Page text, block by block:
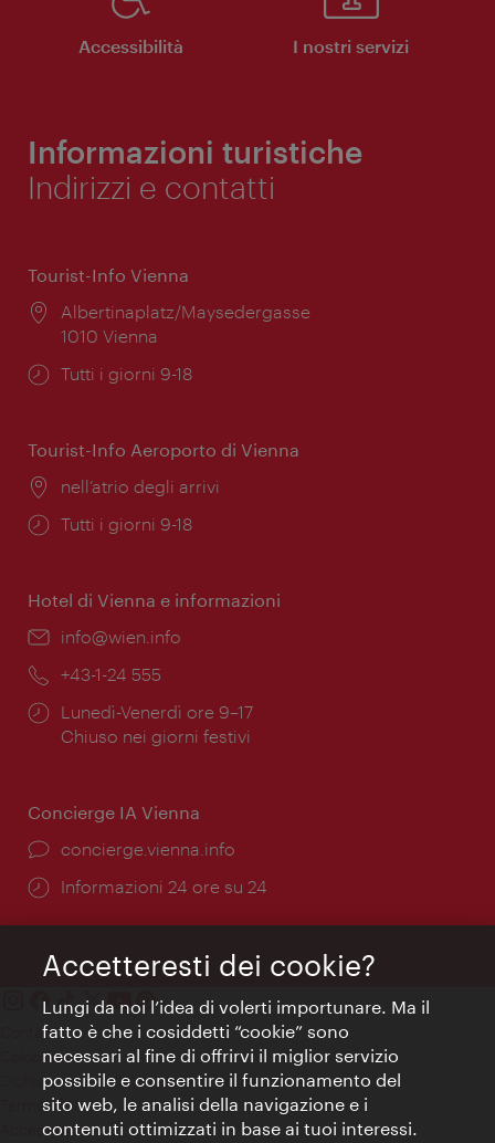
Accessibilità I nostri servizi
Informazioni turistiche
Indirizzi e contatti
Tourist-Info Vienna
Posizione:
Albertinaplatz/Maysedergasse
1010 Vienna
Orari
Tutti i giorni 9-18
Tourist-Info Aeroporto di Vienna
Posizione:
nell’atrio degli arrivi
Orari
Tutti i giorni 9-18
Hotel di Vienna e informazioni
Email:
info@wien.info
Telefono:
+43-1-24 555
Orari
di
Lunedì-Venerdì ore 9–17
Chiuso nei giorni festivi
Concierge IA Vienna
Ort:
concierge.vienna.info
Öffnungszeiten:
Informazioni 24 ore su 24
Contatti
Colophon
Dichiarazione sulla protezione dei dati
Terms of Use
Accessibilità
Accetteresti dei cookie?
Lungi da noi l’idea di volerti importunare. Ma il
fatto è che i cosiddetti “cookie” sono
necessari al fine di offrirvi il miglior servizio
possibile e consentire il funzionamento del
sito web, le analisi della navigazione e i
contenuti ottimizzati in base ai tuoi interessi.